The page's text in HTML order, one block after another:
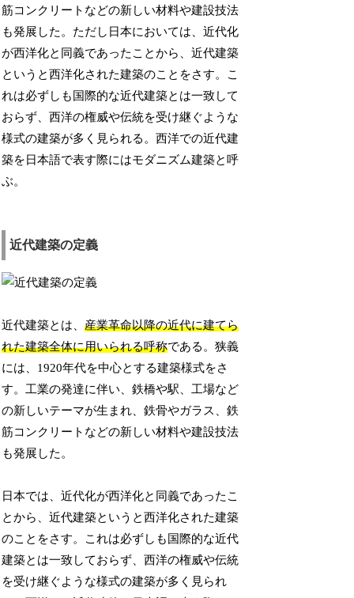
筋コンクリートなどの新しい材料や建設技法
も発展した。ただし日本においては、近代化
が西洋化と同義であったことから、近代建築
というと西洋化された建築のことをさす。こ
れは必ずしも国際的な近代建築とは一致して
おらず、西洋の権威や伝統を受け継ぐような
様式の建築が多く見られる。西洋での近代建
築を日本語で表す際にはモダニズム建築と呼
ぶ。
近代建築の定義
近代建築とは、産業革命以降の近代に建てら
れた建築全体に用いられる呼称である。狭義
には、1920年代を中心とする建築様式をさ
す。工業の発達に伴い、鉄橋や駅、工場など
の新しいテーマが生まれ、鉄骨やガラス、鉄
筋コンクリートなどの新しい材料や建設技法
も発展した。
日本では、近代化が西洋化と同義であったこ
とから、近代建築というと西洋化された建築
のことをさす。これは必ずしも国際的な近代
建築とは一致しておらず、西洋の権威や伝統
を受け継ぐような様式の建築が多く見られ